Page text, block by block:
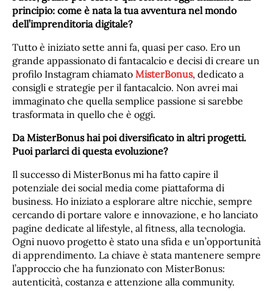
principio: come è nata la tua avventura nel mondo
dell’imprenditoria digitale?
Tutto è iniziato sette anni fa, quasi per caso. Ero un
grande appassionato di fantacalcio e decisi di creare un
profilo Instagram chiamato MisterBonus, dedicato a
consigli e strategie per il fantacalcio. Non avrei mai
immaginato che quella semplice passione si sarebbe
trasformata in quello che è oggi.
Da MisterBonus hai poi diversificato in altri progetti.
Puoi parlarci di questa evoluzione?
Il successo di MisterBonus mi ha fatto capire il
potenziale dei social media come piattaforma di
business. Ho iniziato a esplorare altre nicchie, sempre
cercando di portare valore e innovazione, e ho lanciato
pagine dedicate al lifestyle, al fitness, alla tecnologia.
Ogni nuovo progetto è stato una sfida e un’opportunità
di apprendimento. La chiave è stata mantenere sempre
l’approccio che ha funzionato con MisterBonus:
autenticità, costanza e attenzione alla community.